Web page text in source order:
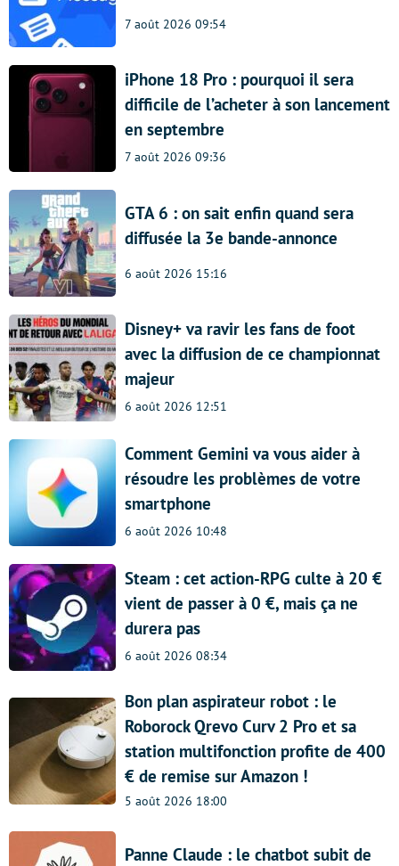
7 août 2026 09:54
iPhone 18 Pro : pourquoi il sera
difficile de l’acheter à son lancement
en septembre
7 août 2026 09:36
GTA 6 : on sait enfin quand sera
diffusée la 3e bande-annonce
6 août 2026 15:16
Disney+ va ravir les fans de foot
avec la diffusion de ce championnat
majeur
6 août 2026 12:51
Comment Gemini va vous aider à
résoudre les problèmes de votre
smartphone
6 août 2026 10:48
Steam : cet action-RPG culte à 20 €
vient de passer à 0 €, mais ça ne
durera pas
6 août 2026 08:34
Bon plan aspirateur robot : le
Roborock Qrevo Curv 2 Pro et sa
station multifonction profite de 400
€ de remise sur Amazon !
5 août 2026 18:00
Panne Claude : le chatbot subit de